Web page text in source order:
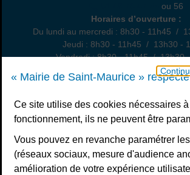
« Mairie de Saint-Maurice »
Ce site utilise des cookies nécessaires
fonctionnement, ils ne peuvent être
Vous pouvez en revanche paramétrer
(réseaux sociaux, mesure d'audience
amélioration de votre expérience
ou 56
Horaires d’ouverture :
Du lundi au mercredi : 8h30 - 11h45 /
Jeudi : 8h30 - 11h45 / 13h30 -
Vendredi : 8h30 - 11h45 / 13h30
Un samedi par mois : permanence état
S’inscrire à la
Télécharger